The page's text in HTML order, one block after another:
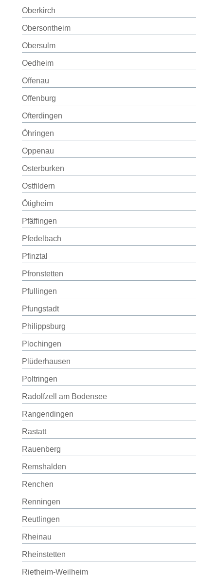
Oberkirch
Obersontheim
Obersulm
Oedheim
Offenau
Offenburg
Ofterdingen
Öhringen
Oppenau
Osterburken
Ostfildern
Ötigheim
Pfäffingen
Pfedelbach
Pfinztal
Pfronstetten
Pfullingen
Pfungstadt
Philippsburg
Plochingen
Plüderhausen
Poltringen
Radolfzell am Bodensee
Rangendingen
Rastatt
Rauenberg
Remshalden
Renchen
Renningen
Reutlingen
Rheinau
Rheinstetten
Rietheim-Weilheim